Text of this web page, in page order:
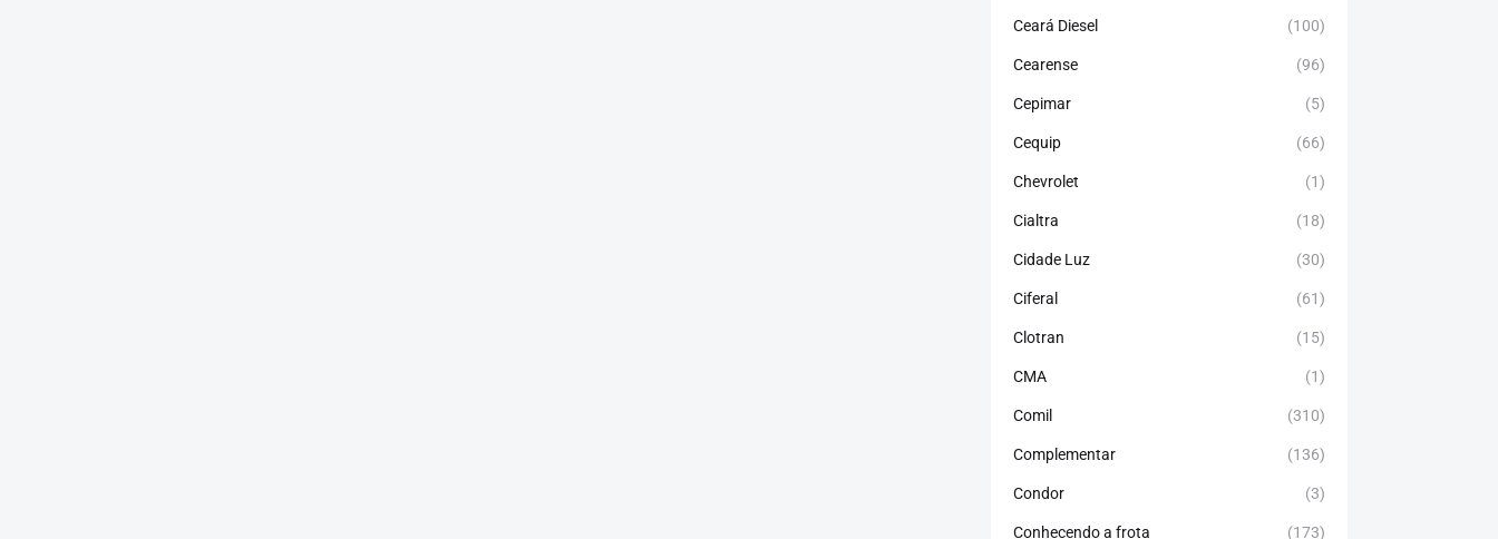
Ceará Diesel (100)
Cearense (96)
Cepimar (5)
Cequip (66)
Chevrolet (1)
Cialtra (18)
Cidade Luz (30)
Ciferal (61)
Clotran (15)
CMA (1)
Comil (310)
Complementar (136)
Condor (3)
Conhecendo a frota (173)